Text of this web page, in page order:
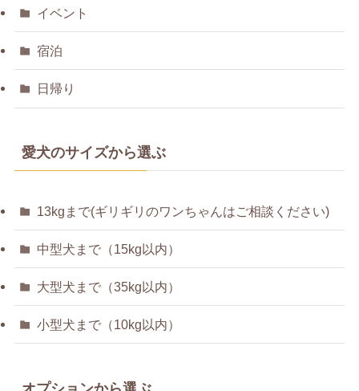
イベント
宿泊
日帰り
愛犬のサイズから選ぶ
13kgまで(ギリギリのワンちゃんはご相談ください)
中型犬まで（15kg以内）
大型犬まで（35kg以内）
小型犬まで（10kg以内）